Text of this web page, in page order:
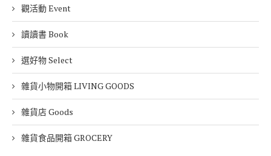
觀活動 Event
讀讀書 Book
選好物 Select
雜貨小物開箱 LIVING GOODS
雜貨店 Goods
雜貨食品開箱 GROCERY